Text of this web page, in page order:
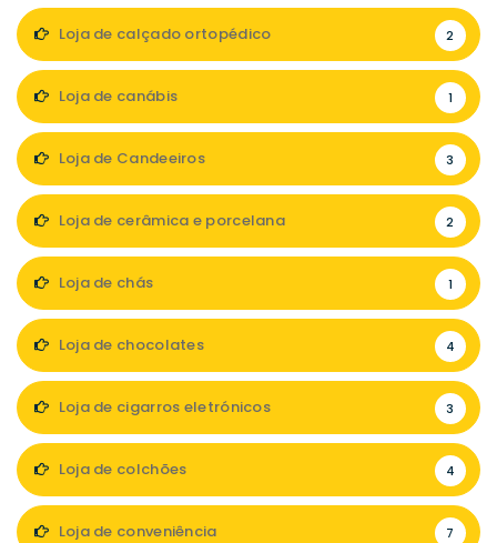
Loja de calçado ortopédico 2
Loja de canábis 1
Loja de Candeeiros 3
Loja de cerâmica e porcelana 2
Loja de chás 1
Loja de chocolates 4
Loja de cigarros eletrónicos 3
Loja de colchões 4
Loja de conveniência 7